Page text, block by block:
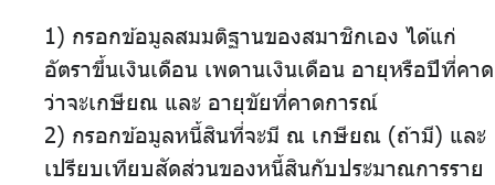
Eng
1) กรอกข้อมูลสมมติฐานของสมาชิกเอง ได้แก่
อัตราขึ้นเงินเดือน เพดานเงินเดือน อายุหรือปีที่คาด
ว่าจะเกษียณ และ อายุขัยที่คาดการณ์
2) กรอกข้อมูลหนี้สินที่จะมี ณ เกษียณ (ถ้ามี) และ
เปรียบเทียบสัดส่วนของหนี้สินกับประมาณการราย